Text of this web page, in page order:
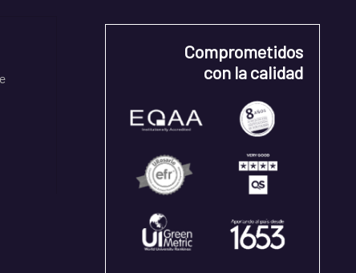
Comprometidos
con la calidad